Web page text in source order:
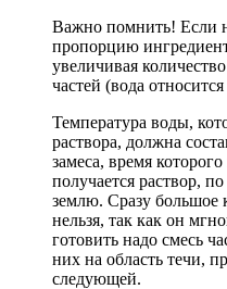
Важно помнить! Если
пропорцию
увеличивая
частей (вода
Температура воды,
раствора, должна
замеса, время
получается раствор,
землю. Сразу большое
нельзя, так как он
готовить надо смесь
них на область течи,
следующей.